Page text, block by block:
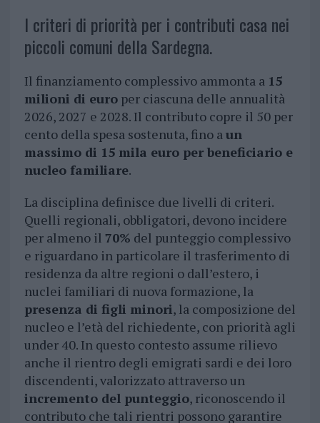
I criteri di priorità per i contributi casa nei
piccoli comuni della Sardegna.
Il finanziamento complessivo ammonta a 15
milioni di europer ciascuna delle annualità
2026, 2027 e 2028. Il contributo copre il 50 per
cento della spesa sostenuta, fino aun
massimo di 15 mila euro per beneficiario e
nucleo familiare.
La disciplina definisce due livelli di criteri.
Quelli regionali, obbligatori, devono incidere
per almeno il 70% del punteggio complessivo
e riguardano in particolare il trasferimento di
residenza da altre regioni o dall’estero, i
nuclei familiari di nuova formazione, la
presenza di figli minori, la composizione del
nucleo e l’età del richiedente, con priorità agli
under 40. In questo contesto assume rilievo
anche il rientro degli emigrati sardi e dei loro
discendenti, valorizzato attraverso un
incremento del punteggio, riconoscendo il
contributo che tali rientri possono garantire